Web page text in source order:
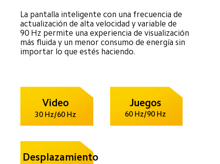
La pantalla inteligente con una frecuencia de
actualización de alta velocidad y variable de
90 Hz permite una experiencia de visualización
más fluida y un menor consumo de energía sin
importar lo que estés haciendo.
Video
30 Hz/60 Hz
Juegos
60 Hz/90 Hz
Desplazamiento